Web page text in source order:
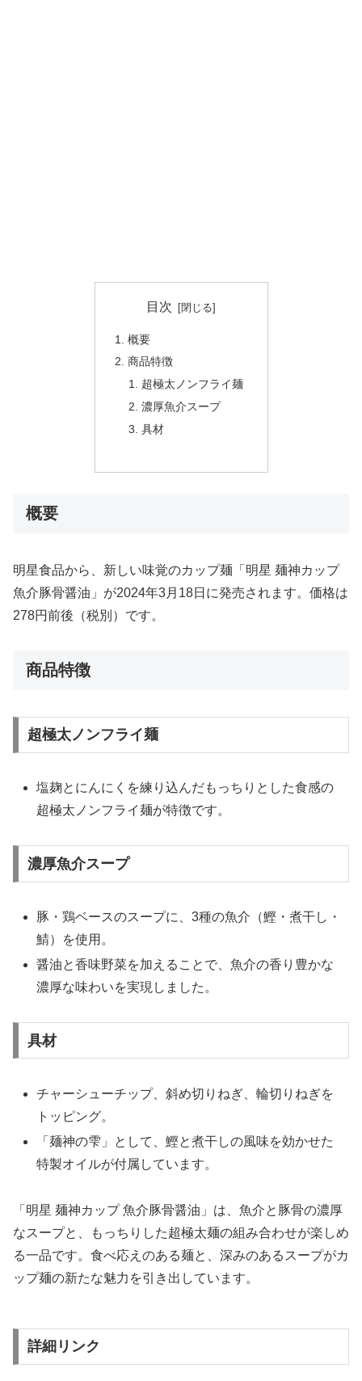
目次
概要
商品特徴
超極太ノンフライ麺
濃厚魚介スープ
具材
概要
明星食品から、新しい味覚のカップ麺「明星 麺神カップ
魚介豚骨醤油」が2024年3月18日に発売されます。価格は
278円前後（税別）です。
商品特徴
超極太ノンフライ麺
塩麹とにんにくを練り込んだもっちりとした食感の
超極太ノンフライ麺が特徴です。
濃厚魚介スープ
豚・鶏ベースのスープに、3種の魚介（鰹・煮干し・
鯖）を使用。
醤油と香味野菜を加えることで、魚介の香り豊かな
濃厚な味わいを実現しました。
具材
チャーシューチップ、斜め切りねぎ、輪切りねぎを
トッピング。
「麺神の雫」として、鰹と煮干しの風味を効かせた
特製オイルが付属しています。
「明星 麺神カップ 魚介豚骨醤油」は、魚介と豚骨の濃厚
なスープと、もっちりした超極太麺の組み合わせが楽しめ
る一品です。食べ応えのある麺と、深みのあるスープがカ
ップ麺の新たな魅力を引き出しています。
詳細リンク